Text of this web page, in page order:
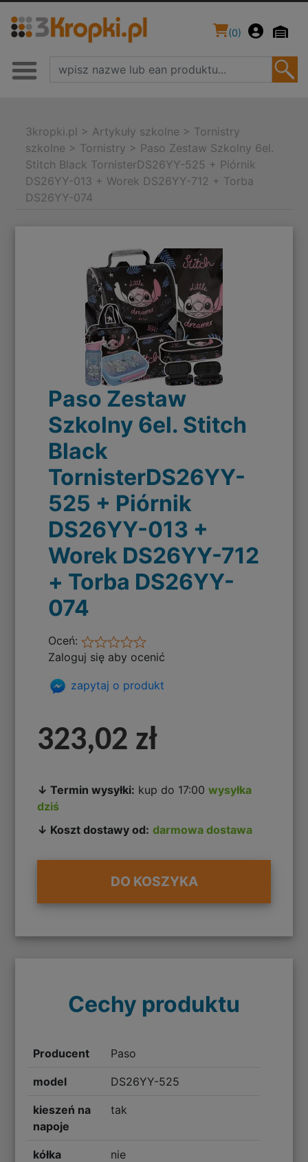
(0)
3kropki.pl > Artykuły szkolne > Tornistry
szkolne > Tornistry > Paso Zestaw Szkolny 6el.
Stitch Black TornisterDS26YY-525 + Piórnik
DS26YY-013 + Worek DS26YY-712 + Torba
DS26YY-074
Paso Zestaw
Szkolny 6el. Stitch
Black
TornisterDS26YY-
525 + Piórnik
DS26YY-013 +
Worek DS26YY-712
+ Torba DS26YY-
074
Oceń:
Zaloguj się aby ocenić
zapytaj o produkt
323,02 zł
↓ Termin wysyłki: kup do 17:00wysyłka
dziś
↓ Koszt dostawy od: darmowa dostawa
DO KOSZYKA
Cechy produktu
Producent Paso
model DS26YY-525
kieszeń na
napoje
tak
kółka nie